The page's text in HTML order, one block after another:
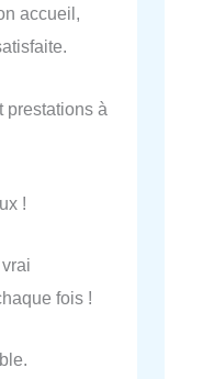
accueil,
prestations à
!
fois !